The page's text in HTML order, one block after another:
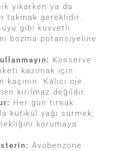
yıkarken ya da
takmak gereklidir.
gibi kuvvetli
bozma potansiyeline
Konserve
kazımak için
kaçının. Kalıcı oje
kırılmaz değildir.
Her gün tırnak
kütikül yağı sürmek,
korumaya
Avobenzone